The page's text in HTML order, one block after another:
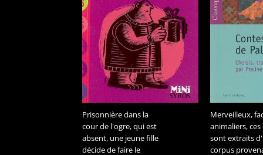
Prisonnière dans la
cour de l'ogre, qui est
absent, une jeune fille
décide de faire le
Merveilleux,
animaliers,
sont extraits
corpus